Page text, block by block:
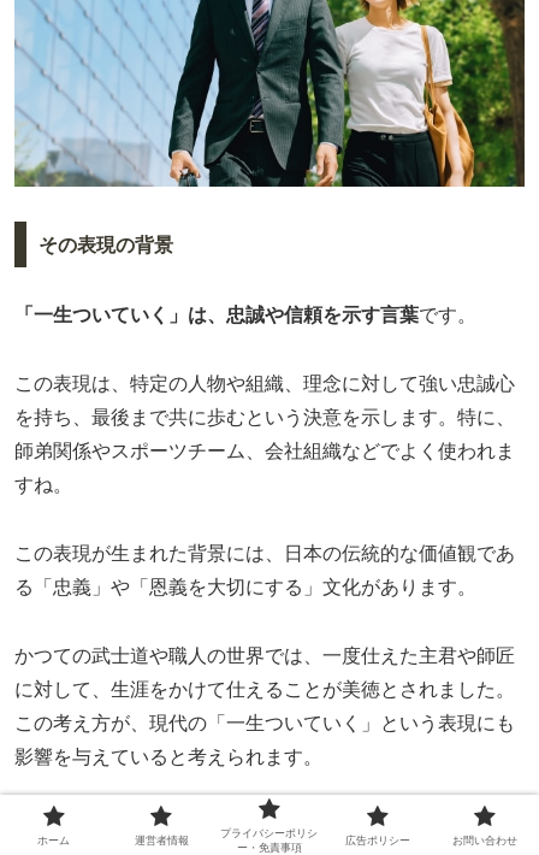
その表現の背景
「一生ついていく」は、忠誠や信頼を示す言葉です。
この表現は、特定の人物や組織、理念に対して強い忠誠心
を持ち、最後まで共に歩むという決意を示します。特に、
師弟関係やスポーツチーム、会社組織などでよく使われま
すね。
この表現が生まれた背景には、日本の伝統的な価値観であ
る「忠義」や「恩義を大切にする」文化があります。
かつての武士道や職人の世界では、一度仕えた主君や師匠
に対して、生涯をかけて仕えることが美徳とされました。
この考え方が、現代の「一生ついていく」という表現にも
影響を与えていると考えられます。
感情や意義
ホーム 運営者情報
プライバシーポリシ
ー・免責事項
広告ポリシー お問い合わせ